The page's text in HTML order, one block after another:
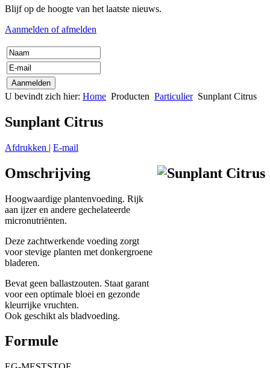
Blijf op de hoogte van het laatste nieuws.
Aanmelden of afmelden
U bevindt zich hier: Home Producten Particulier Sunplant Citrus
Sunplant Citrus
Afdrukken | E-mail
Omschrijving
Hoogwaardige plantenvoeding. Rijk
aan ijzer en andere gechelateerde
micronutriënten.
Deze zachtwerkende voeding zorgt
voor stevige planten met donkergroene
bladeren.
Bevat geen ballastzouten. Staat garant
voor een optimale bloei en gezonde
kleurrijke vruchten.
Ook geschikt als bladvoeding.
Formule